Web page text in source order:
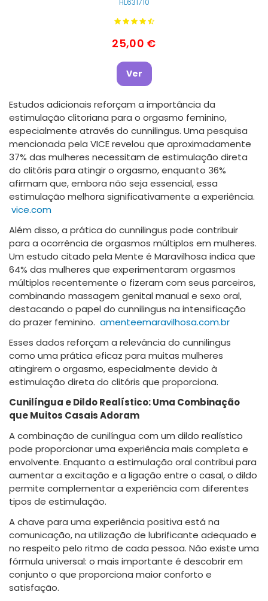
25,00 €
Ver
Estudos adicionais reforçam a importância da
estimulação clitoriana para o orgasmo feminino,
especialmente através do cunnilingus. Uma pesquisa
mencionada pela VICE revelou que aproximadamente
37% das mulheres necessitam de estimulação direta
do clitóris para atingir o orgasmo, enquanto 36%
afirmam que, embora não seja essencial, essa
estimulação melhora significativamente a experiência.
vice.com
Além disso, a prática do cunnilingus pode contribuir
para a ocorrência de orgasmos múltiplos em mulheres.
Um estudo citado pela Mente é Maravilhosa indica que
64% das mulheres que experimentaram orgasmos
múltiplos recentemente o fizeram com seus parceiros,
combinando massagem genital manual e sexo oral,
destacando o papel do cunnilingus na intensificação
do prazer feminino. amenteemaravilhosa.com.br
Esses dados reforçam a relevância do cunnilingus
como uma prática eficaz para muitas mulheres
atingirem o orgasmo, especialmente devido à
estimulação direta do clitóris que proporciona.
Cunilíngua e Dildo Realístico: Uma Combinação
que Muitos Casais Adoram
A combinação de cunilíngua com um dildo realístico
pode proporcionar uma experiência mais completa e
envolvente. Enquanto a estimulação oral contribui para
aumentar a excitação e a ligação entre o casal, o dildo
permite complementar a experiência com diferentes
tipos de estimulação.
A chave para uma experiência positiva está na
comunicação, na utilização de lubrificante adequado e
no respeito pelo ritmo de cada pessoa. Não existe uma
fórmula universal: o mais importante é descobrir em
conjunto o que proporciona maior conforto e
satisfação.